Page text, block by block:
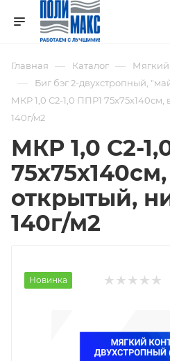
Главная — Каталог — Мягкий
— Биг бэг 2-двухстропный,
МКР 1,0 С2-1,0 ППР1 75х75х140см,
140г/м2
МКР 1,0 С2-
открытый,
140г/м2
Новинка